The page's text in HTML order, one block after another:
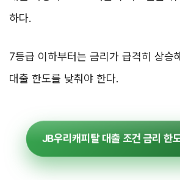
하다.
7등급 이하부터는 금리가 급격히 상승
대출 한도를 낮춰야 한다.
JB우리캐피탈 대출 조건 금리 한